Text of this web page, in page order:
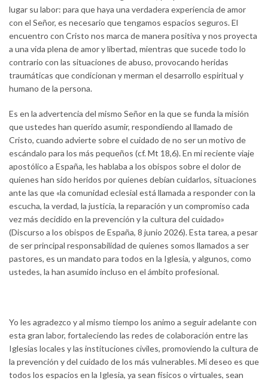
lugar su labor: para que haya una verdadera experiencia de amor
con el Señor, es necesario que tengamos espacios seguros. El
encuentro con Cristo nos marca de manera positiva y nos proyecta
a una vida plena de amor y libertad, mientras que sucede todo lo
contrario con las situaciones de abuso, provocando heridas
traumáticas que condicionan y merman el desarrollo espiritual y
humano de la persona.
Es en la advertencia del mismo Señor en la que se funda la misión
que ustedes han querido asumir, respondiendo al llamado de
Cristo, cuando advierte sobre el cuidado de no ser un motivo de
escándalo para los más pequeños (cf. Mt 18,6). En mi reciente viaje
apostólico a España, les hablaba a los obispos sobre el dolor de
quienes han sido heridos por quienes debían cuidarlos, situaciones
ante las que «la comunidad eclesial está llamada a responder con la
escucha, la verdad, la justicia, la reparación y un compromiso cada
vez más decidido en la prevención y la cultura del cuidado»
(Discurso a los obispos de España, 8 junio 2026). Esta tarea, a pesar
de ser principal responsabilidad de quienes somos llamados a ser
pastores, es un mandato para todos en la Iglesia, y algunos, como
ustedes, la han asumido incluso en el ámbito profesional.
Yo les agradezco y al mismo tiempo los animo a seguir adelante con
esta gran labor, fortaleciendo las redes de colaboración entre las
Iglesias locales y las instituciones civiles, promoviendo la cultura de
la prevención y del cuidado de los más vulnerables. Mi deseo es que
todos los espacios en la Iglesia, ya sean físicos o virtuales, sean